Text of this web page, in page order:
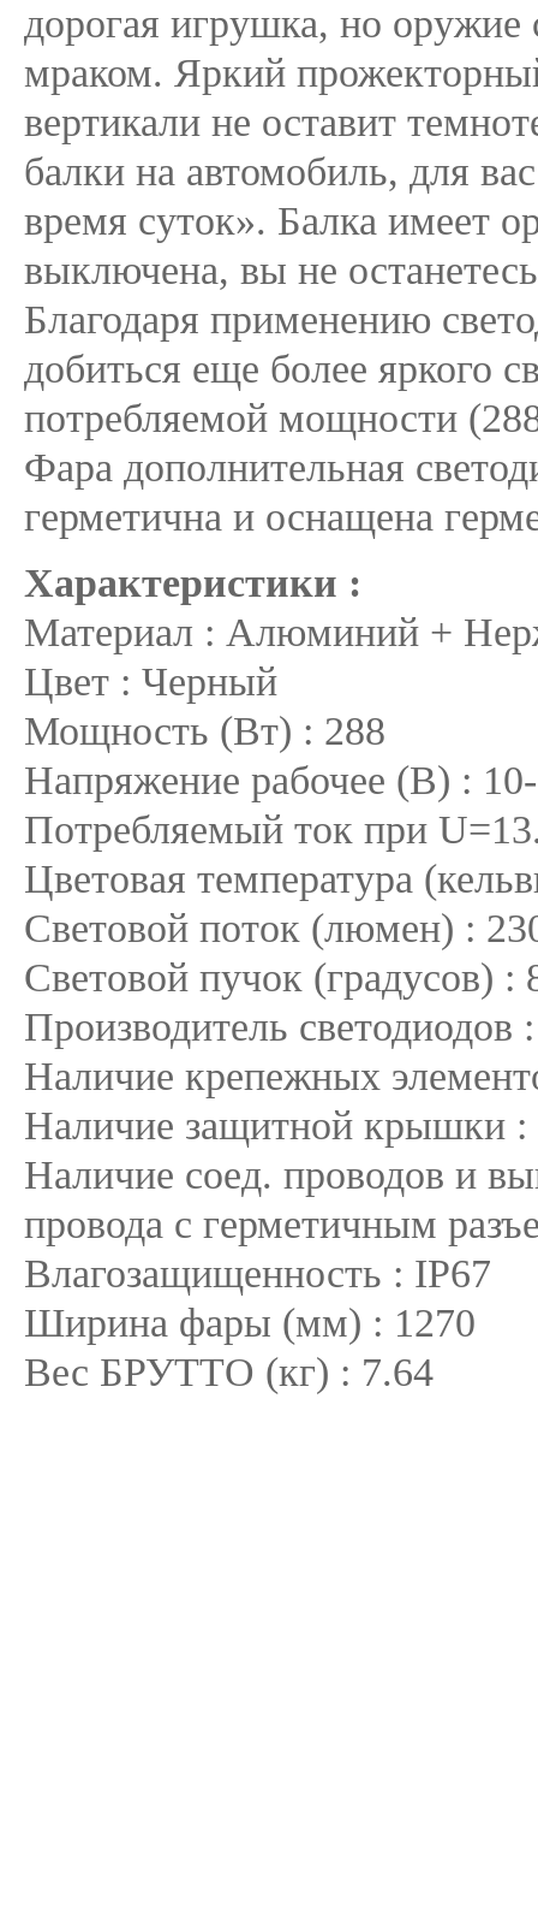
дорогая игрушка, но оружие
мраком. Яркий
вертикали не оставит
балки на автомобиль, для
время суток». Балка имеет
выключена, вы не
Благодаря применению
добиться еще более яркого
потребляемой мощности
Фара дополнительная
герметична и оснащена
Характеристики :
Материал : Алюминий +
Цвет : Черный
Мощность (Вт) : 288
Напряжение рабочее (В) :
Потребляемый ток при
Цветовая температура
Световой поток (люмен) :
Световой пучок (градусов) :
Производитель светодиодов
Наличие крепежных
Наличие защитной крышки :
Наличие соед. проводов и
провода с герметичным
Влагозащищенность : IP67
Ширина фары (мм) : 1270
Вес БРУТТО (кг) : 7.64